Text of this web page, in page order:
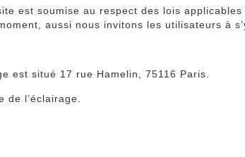
est soumise au respect des lois
aussi nous invitons les utilisateurs à
est situé 17 rue Hamelin, 75116 Paris.
l’éclairage.